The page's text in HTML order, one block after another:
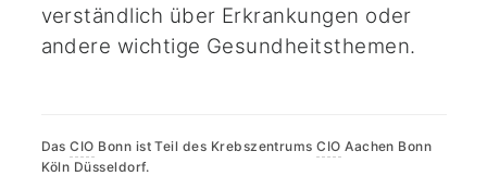
verständlich über Erkrankungen oder
andere wichtige Gesundheitsthemen.
DasCIO Bonn ist Teil des KrebszentrumsCIO Aachen Bonn
Köln Düsseldorf.